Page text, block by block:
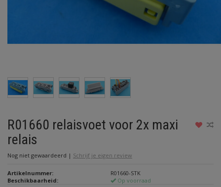
R01660 relaisvoet voor 2x maxi
relais
Nog niet gewaardeerd | Schrijf je eigen review
Artikelnummer:
R01660-STK
Beschikbaarheid:
Op voorraad